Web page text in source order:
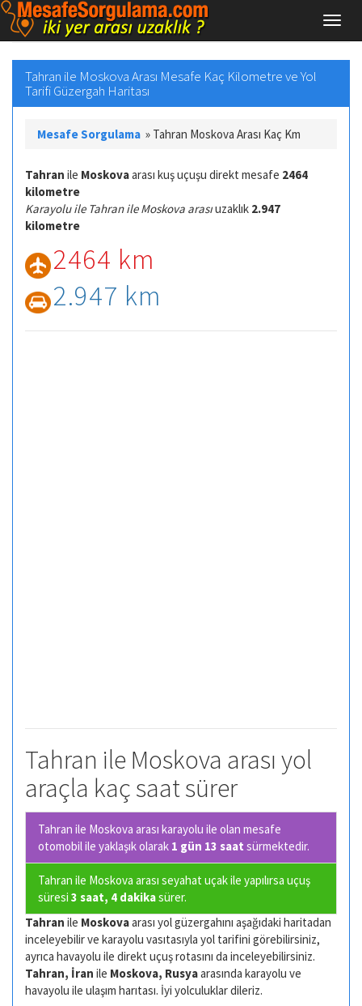
Tahran ile Moskova Arası Mesafe Kaç Kilometre ve Yol
Tarifi Güzergah Haritası
Mesafe Sorgulama » Tahran Moskova Arası Kaç Km
Tahran ile Moskovaarası kuş uçuşu direkt mesafe 2464
kilometre
Karayolu ile Tahran ile Moskova arasıuzaklık 2.947
kilometre
2464 km
2.947 km
Tahran ile Moskova arası yol
araçla kaç saat sürer
Tahran ile Moskova arası karayolu ile olan mesafe
otomobil ile yaklaşık olarak 1 gün 13 saat sürmektedir.
Tahran ile Moskova arası seyahat uçak ile yapılırsa uçuş
süresi 3 saat, 4 dakikasürer.
Tahran ile Moskovaarası yol güzergahını aşağıdaki haritadan
inceleyebilir ve karayolu vasıtasıyla yol tarifini görebilirsiniz,
ayrıca havayolu ile direkt uçuş rotasını da inceleyebilirsiniz.
Tahran, İran ile Moskova, Rusyaarasında karayolu ve
havayolu ile ulaşım harıtası. İyi yolculuklar dileriz.